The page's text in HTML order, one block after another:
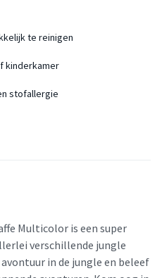
te reinigen
kinderkamer
stofallergie
Multicolor is een super
verschillende jungle
in de jungle en beleef